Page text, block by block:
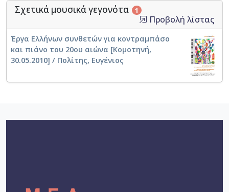
Σχετικά μουσικά γεγονότα 1
Προβολή λίστας
Έργα Ελλήνων συνθετών για κοντραμπάσο
και πιάνο του 20ου αιώνα [Κομοτηνή,
30.05.2010] / Πολίτης, Ευγένιος